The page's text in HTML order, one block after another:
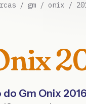
/ gm / onix /
do Gm Onix 2016